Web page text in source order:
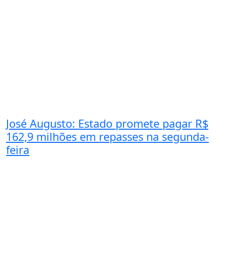
José Augusto: Estado promete pagar R$
162,9 milhões em repasses na segunda-
feira